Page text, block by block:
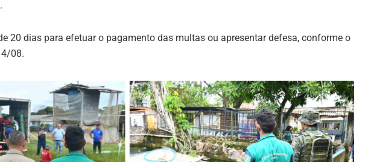
20 dias para efetuar o pagamento das multas ou apresentar defesa, conforme o
08.